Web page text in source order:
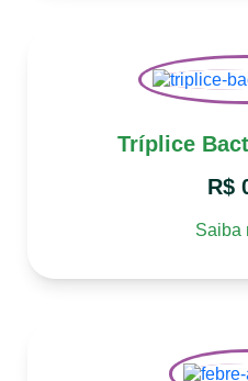
Tríplice
R$
Saiba